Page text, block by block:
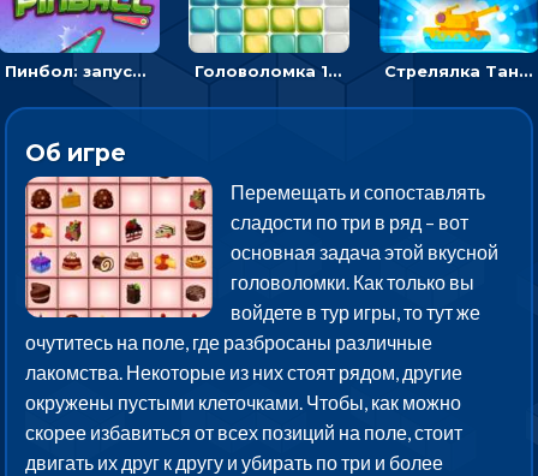
Пинбол: запускать шарик, чтобы выбивать очки Головоломка 10х10 Стрелялка Танковые войны: бить по танку врага, чтобы уничтожить зло
Об игре
Перемещать и сопоставлять
сладости по три в ряд – вот
основная задача этой вкусной
головоломки. Как только вы
войдете в тур игры, то тут же
очутитесь на поле, где разбросаны различные
лакомства. Некоторые из них стоят рядом, другие
окружены пустыми клеточками. Чтобы, как можно
скорее избавиться от всех позиций на поле, стоит
двигать их друг к другу и убирать по три и более